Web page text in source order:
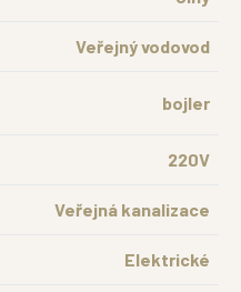
Veřejný vodovod
bojler
220V
Veřejná kanalizace
Elektrické